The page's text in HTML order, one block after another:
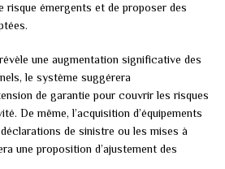
risque émergents et de proposer des
une augmentation significative des
le système suggérera
de garantie pour couvrir les risques
De même, l’acquisition d’équipements
de sinistre ou les mises à
une proposition d’ajustement des